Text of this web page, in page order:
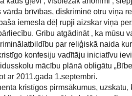
vārda brīvības, diskriminē otru viņa
iemesla dēļ rupji aizskar viņa
Gribu atgādināt , ka mūsu
par reliģiskā naida
konfesiju vadītāju iniciatīvu
mācību plānā obligātu
ar 2011.gada 1.septembri.
kristīgos pirmsākumus, uzskatu,